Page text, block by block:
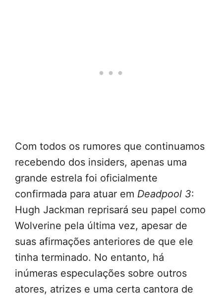
Com todos os rumores que continuamos
recebendo dos insiders, apenas uma
grande estrela foi oficialmente
confirmada para atuar em Deadpool 3:
Hugh Jackman reprisará seu papel como
Wolverine pela última vez, apesar de
suas afirmações anteriores de que ele
tinha terminado. No entanto, há
inúmeras especulações sobre outros
atores, atrizes e uma certa cantora de